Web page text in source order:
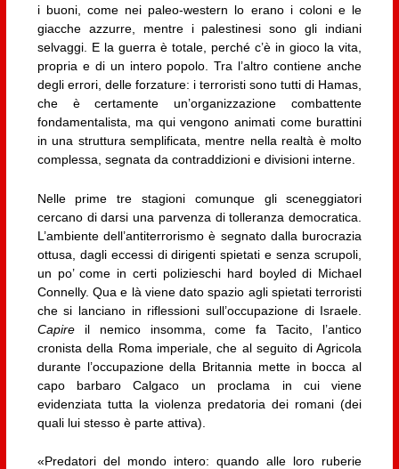
i buoni, come nei paleo-western lo erano i coloni e le
giacche azzurre, mentre i palestinesi sono gli indiani
selvaggi. E la guerra è totale, perché c’è in gioco la vita,
propria e di un intero popolo. Tra l’altro contiene anche
degli errori, delle forzature: i terroristi sono tutti di Hamas,
che è certamente un’organizzazione combattente
fondamentalista, ma qui vengono animati come burattini
in una struttura semplificata, mentre nella realtà è molto
complessa, segnata da contraddizioni e divisioni interne.
Nelle prime tre stagioni comunque gli sceneggiatori
cercano di darsi una parvenza di tolleranza democratica.
L’ambiente dell’antiterrorismo è segnato dalla burocrazia
ottusa, dagli eccessi di dirigenti spietati e senza scrupoli,
un po’ come in certi polizieschi hard boyled di Michael
Connelly. Qua e là viene dato spazio agli spietati terroristi
che si lanciano in riflessioni sull’occupazione di Israele.
Capire il nemico insomma, come fa Tacito, l’antico
cronista della Roma imperiale, che al seguito di Agricola
durante l’occupazione della Britannia mette in bocca al
capo barbaro Calgaco un proclama in cui viene
evidenziata tutta la violenza predatoria dei romani (dei
quali lui stesso è parte attiva).
«Predatori del mondo intero: quando alle loro ruberie